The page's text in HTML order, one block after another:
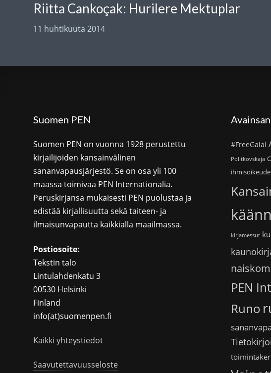
Riitta Cankoçak: Hurilere Mektuplar
11 huhtikuuta 2014
Suomen PEN
Suomen PEN on vuonna 1928 perustettu
kirjailijoiden kansainvälinen
sananvapausjärjestö. Se on osa yli 100
maassa toimivaa PEN Internationalia.
Peruskirjansa mukaisesti PEN puolustaa ja
edistää kirjallisuutta sekä taiteen- ja
ilmaisunvapautta kaikkialla maailmassa.
Postiosoite:
Tekstin talo
Lintulahdenkatu 3
00530 Helsinki
Finland
info(at)suomenpen.fi
Kaikki yhteystiedot
Saavutettavuusseloste
#FreeGalal
Politkovskaja
kirjamessut
PEN
Runo